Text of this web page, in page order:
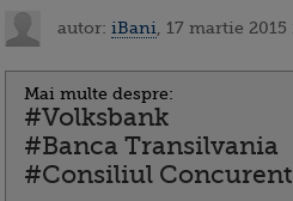
autor: iBani , 17 martie 2015
Mai multe despre:
#Volksbank
#Banca Transilvania
#Consiliul